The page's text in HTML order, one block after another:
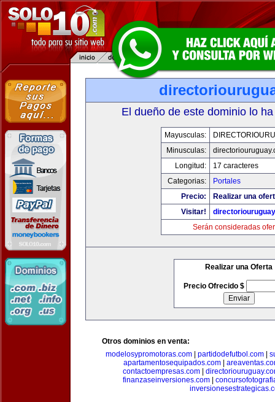
El dueño de este dominio lo
Mayusculas:
Minusculas:
Longitud:
17 caracteres
Categorias:
Portales
Precio:
Realizar una
Visitar!
Serán consideradas
Realizar una Oferta
Precio Ofrecido $
Otros dominios en venta:
modelosypromotoras.com| partidodefutbol.com|
apartamentosequipados.com|
contactoempresas.com
finanzaseinversiones.com